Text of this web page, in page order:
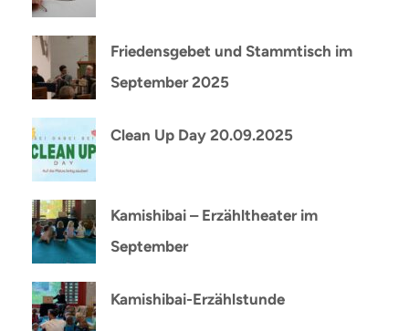
Friedensgebet und Stammtisch im
September 2025
Clean Up Day 20.09.2025
Kamishibai – Erzähltheater im
September
Kamishibai-Erzählstunde